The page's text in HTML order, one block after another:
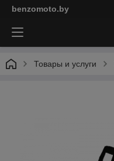
benzomoto.by
Товары и услуги